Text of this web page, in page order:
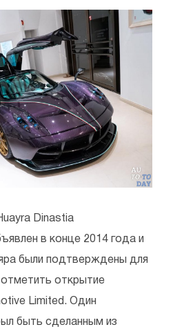
Dinastia
в конце 2014 года и
были подтверждены для
открытие
Limited. Один
быть сделанным из